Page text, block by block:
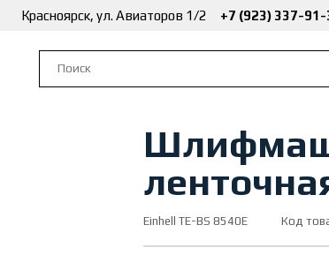
Красноярск, ул. Авиаторов 1/2 +7 (923) 337-91-
Einhell TE-BS 8540E Код